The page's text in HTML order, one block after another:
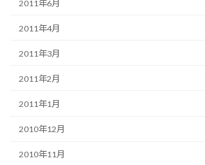
2011年6月
2011年4月
2011年3月
2011年2月
2011年1月
2010年12月
2010年11月